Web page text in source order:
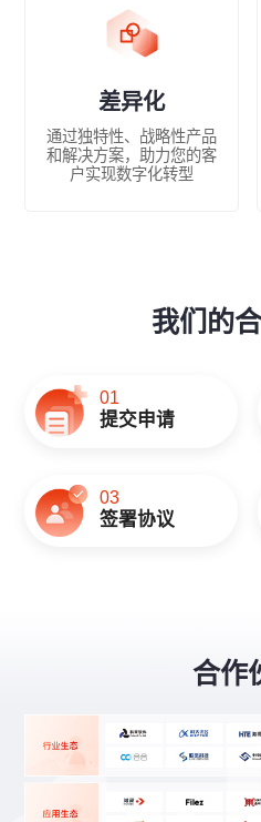
差异化
通过独特性、战略性产品
和解决方案，助力您的客
户实现数字化转型
我们的
01
提交申请
03
签署协议
合作